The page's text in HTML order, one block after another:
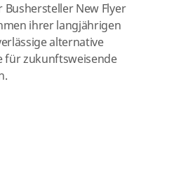
New Flyer
ihrer langjährigen
alternative
für zukunftsweisende